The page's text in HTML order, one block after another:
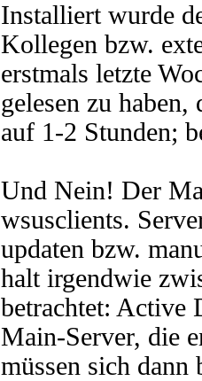
Installiert wurde
Kollegen bzw.
erstmals letzte
gelesen zu
auf 1-2 Stunden;
Und Nein! Der
wsusclients.
updaten bzw.
halt irgendwie
betrachtet: Active
Main-Server, die
müssen sich